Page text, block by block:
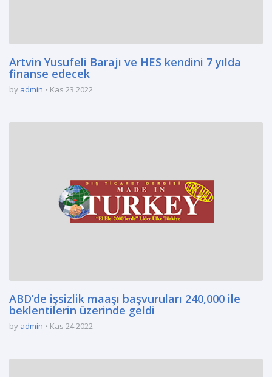
Artvin Yusufeli Barajı ve HES kendini 7 yılda
finanse edecek
by admin Kas 23 2022
ABD’de işsizlik maaşı başvuruları 240,000 ile
beklentilerin üzerinde geldi
by admin Kas 24 2022